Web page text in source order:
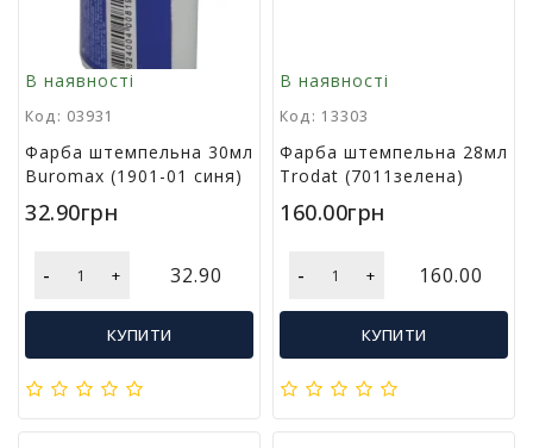
и
н
у
т
а
т
м
Х
В наявності
Код: 03931
Фарба штемпельна 30мл
Buromax (1901-01 синя)
32.90грн
- + 32.90
КУПИТИ
В наявності
Код: 13303
Фарба штемпельна 28мл
Trodat (7011зелена)
160.00грн
- + 160.00
КУПИТИ